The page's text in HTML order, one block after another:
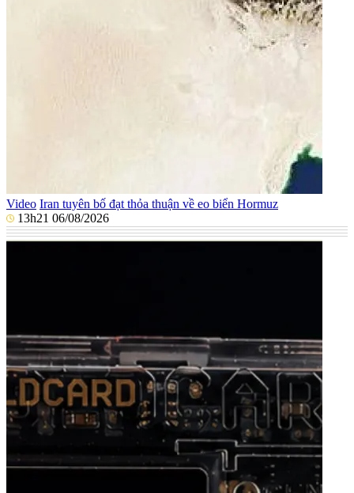
Video Iran tuyên bố đạt thỏa thuận về eo biển Hormuz
13h21 06/08/2026